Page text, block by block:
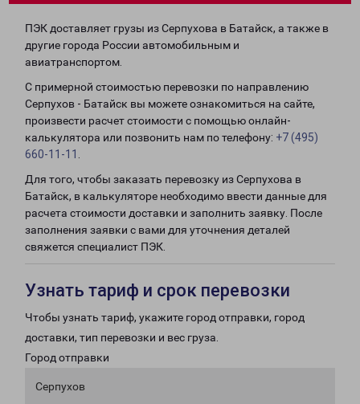
ПЭК доставляет грузы из Серпухова в Батайск, а также в
другие города России автомобильным и
авиатранспортом.
С примерной стоимостью перевозки по направлению
Серпухов - Батайск вы можете ознакомиться на сайте,
произвести расчет стоимости с помощью онлайн-
калькулятора или позвонить нам по телефону: +7 (495)
660-11-11
Для того, чтобы заказать перевозку из Серпухова в
Батайск, в калькуляторе необходимо ввести данные для
расчета стоимости доставки и заполнить заявку. После
заполнения заявки с вами для уточнения деталей
свяжется специалист ПЭК.
Узнать тариф и срок перевозки
Чтобы узнать тариф, укажите город отправки, город
доставки, тип перевозки и вес груза.
Город отправки
Серпухов